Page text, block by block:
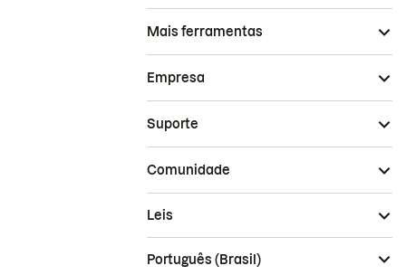
Mais ferramentas
Empresa
Suporte
Comunidade
Leis
Português (Brasil)